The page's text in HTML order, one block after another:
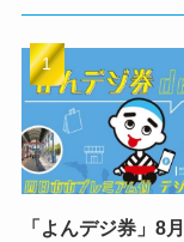
「よんデジ券」8